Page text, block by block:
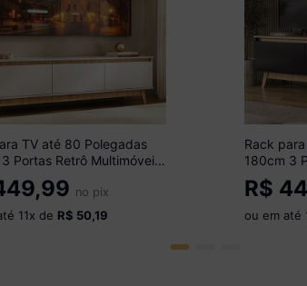
TV até 80 Polegadas
Portas Retrô Multimóveis
Branco/Madeirado
no pix
11x de R$ 50,19
Rack
180cm 3
MP1102
R$
ou em até